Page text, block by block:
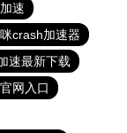
速
crash加速器
速最新下载
网入口